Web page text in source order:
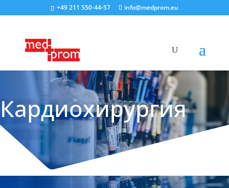
+49 211 550-44-57 info@medprom.eu
Кардиохирургия